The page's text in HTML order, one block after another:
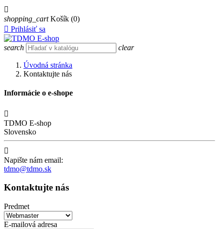

shopping_cart Košík (0)
 Prihlásiť sa
search clear
Úvodná stránka
Kontaktujte nás
Informácie o e-shope

TDMO E-shop
Slovensko

Napište nám email:
tdmo@tdmo.sk
Kontaktujte nás
Predmet
E-mailová adresa